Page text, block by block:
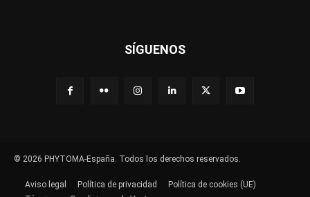
SÍGUENOS
© 2026 PHYTOMA-España. Todos los derechos reservados.
Aviso legal Política de privacidad
Política de cookies (UE)